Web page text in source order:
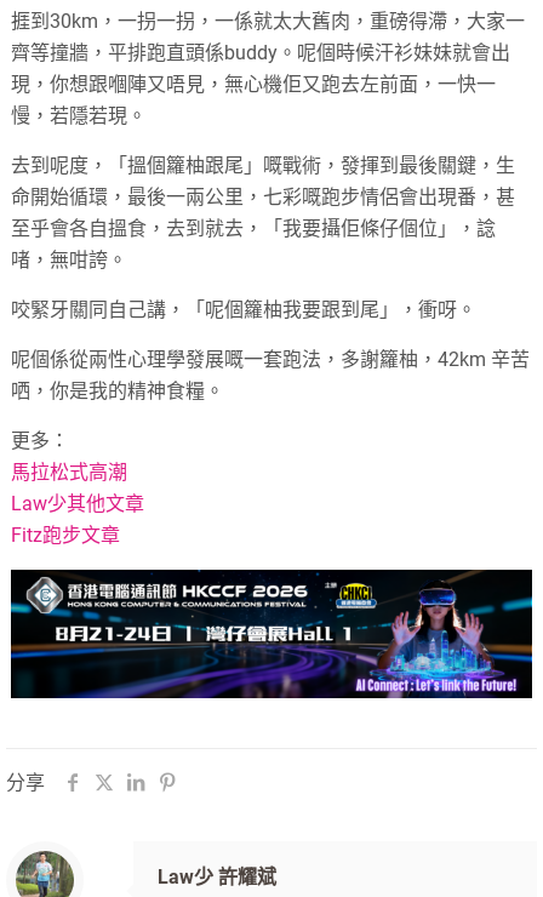
捱到30km，一拐一拐，一係就太大舊肉，重磅得滯， 大家一
齊等撞牆，平排跑直頭係buddy。 呢個時候汗衫妹妹就會出
現，你想跟嗰陣又唔見， 無心機佢又跑去左前面，一快一
慢，若隱若現。
去到呢度，「搵個籮柚跟尾」嘅戰術，發揮到最後關鍵， 生
命開始循環，最後一兩公里，七彩嘅跑步情侶會出現番，甚
至乎會各自搵食，去到就去，「我要攝佢條仔個位」，諗
啫， 無咁誇。
咬緊牙關同自己講，「呢個籮柚我要跟到尾」，衝呀。
呢個係從兩性心理學發展嘅一套跑法，多謝籮柚，42km 辛苦
哂，你是我的精神食糧。
更多：
馬拉松式高潮
Law少其他文章
Fitz跑步文章
分享
Law少 許耀斌